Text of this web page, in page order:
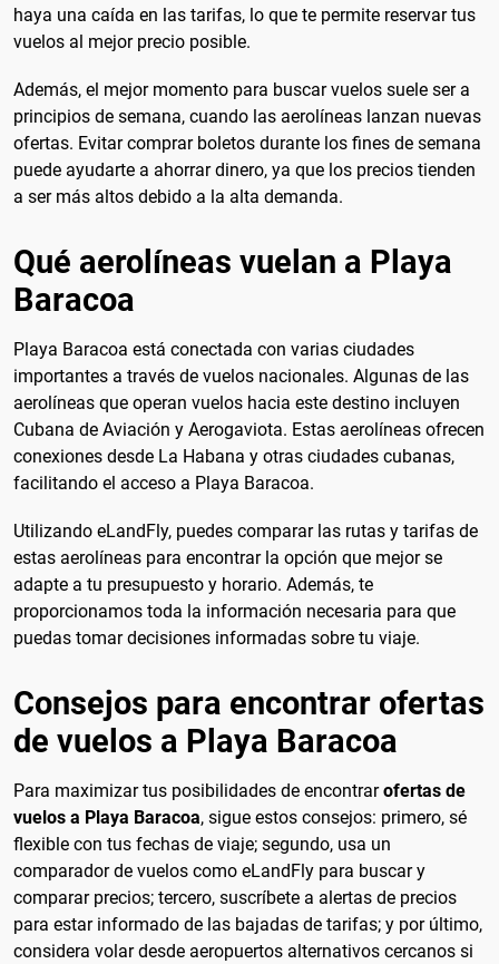
haya una caída en las tarifas, lo que te permite reservar tus
vuelos al mejor precio posible.
Además, el mejor momento para buscar vuelos suele ser a
principios de semana, cuando las aerolíneas lanzan nuevas
ofertas. Evitar comprar boletos durante los fines de semana
puede ayudarte a ahorrar dinero, ya que los precios tienden
a ser más altos debido a la alta demanda.
Qué aerolíneas vuelan a Playa
Baracoa
Playa Baracoa está conectada con varias ciudades
importantes a través de vuelos nacionales. Algunas de las
aerolíneas que operan vuelos hacia este destino incluyen
Cubana de Aviación y Aerogaviota. Estas aerolíneas ofrecen
conexiones desde La Habana y otras ciudades cubanas,
facilitando el acceso a Playa Baracoa.
Utilizando eLandFly, puedes comparar las rutas y tarifas de
estas aerolíneas para encontrar la opción que mejor se
adapte a tu presupuesto y horario. Además, te
proporcionamos toda la información necesaria para que
puedas tomar decisiones informadas sobre tu viaje.
Consejos para encontrar ofertas
de vuelos a Playa Baracoa
Para maximizar tus posibilidades de encontrarofertas de
vuelos a Playa Baracoa, sigue estos consejos: primero, sé
flexible con tus fechas de viaje; segundo, usa un
comparador de vuelos como eLandFly para buscar y
comparar precios; tercero, suscríbete a alertas de precios
para estar informado de las bajadas de tarifas; y por último,
considera volar desde aeropuertos alternativos cercanos si